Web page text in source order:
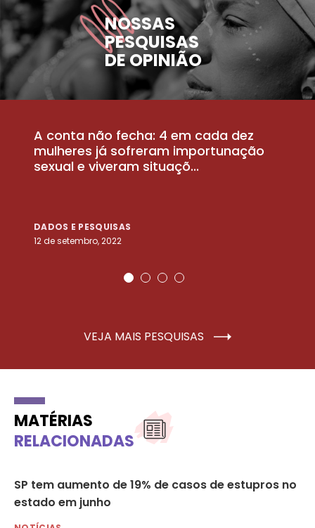
NOSSAS
PESQUISAS
DE OPINIÃO
A conta não fecha: 4 em cada dez
mulheres já sofreram importunação
sexual e viveram situaçõ...
DADOS E PESQUISAS
12 de setembro, 2022
VEJA MAIS PESQUISAS
MATÉRIAS
RELACIONADAS
SP tem aumento de 19% de casos de estupros no
estado em junho